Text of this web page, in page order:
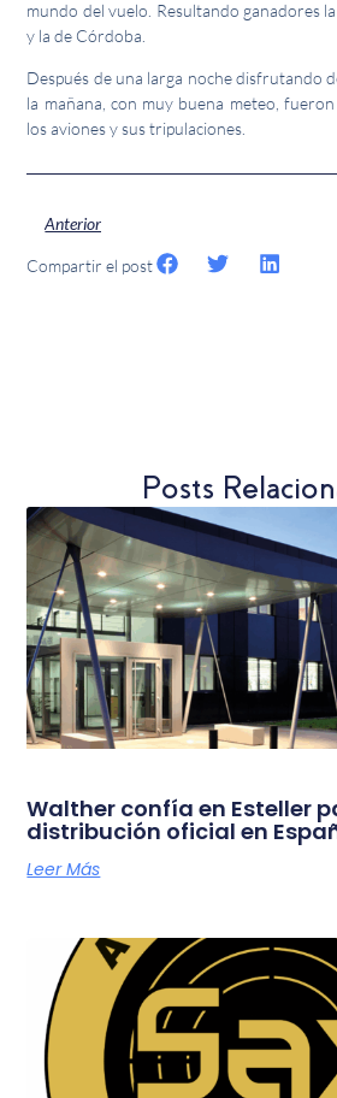
mundo del vuelo. Resultando ganadores
y la de Córdoba.
Después de una larga noche disfrutando
la mañana, con muy buena meteo,
los aviones y sus tripulaciones.
Anterior
Compartir el post
Posts
Walther confía en Esteller
distribución oficial en
Leer Más